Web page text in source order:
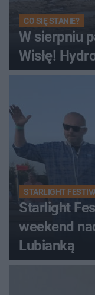
CO SIĘ STANIE?
W sierpniu
Wisłę!
STARLIGHT
Starlight
weekend
Lubianką